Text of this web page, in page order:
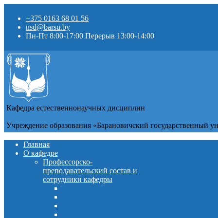
+375 0163 68 01 56
nsd@barsu.by
Пн-Пт 8:00-17:00 Перерыв 13:00-14:00
Кафедра естественнонаучных дисциплин
Учреждение образования «Барановичский государственный
Главная
О кафедре
Профессорско-
преподавательский состав и
сотрудники кафедры